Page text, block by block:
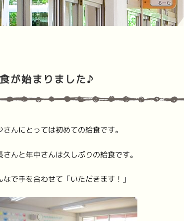
が始まりました♪
さんにとっては初めての給食です。
さんと年中さんは久しぶりの給食です。
なで手を合わせて「いただきます！」